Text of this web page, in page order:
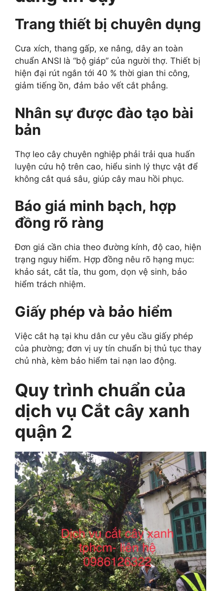
Trang thiết bị chuyên dụng
Cưa xích, thang gấp, xe nâng, dây an toàn
chuẩn ANSI là “bộ giáp” của người thợ. Thiết bị
hiện đại rút ngắn tới 40 % thời gian thi công,
giảm tiếng ồn, đảm bảo vết cắt phẳng.
Nhân sự được đào tạo bài
bản
Thợ leo cây chuyên nghiệp phải trải qua huấn
luyện cứu hộ trên cao, hiểu sinh lý thực vật để
không cắt quá sâu, giúp cây mau hồi phục.
Báo giá minh bạch, hợp
đồng rõ ràng
Đơn giá cần chia theo đường kính, độ cao, hiện
trạng nguy hiểm. Hợp đồng nêu rõ hạng mục:
khảo sát, cắt tỉa, thu gom, dọn vệ sinh, bảo
hiểm trách nhiệm.
Giấy phép và bảo hiểm
Việc cắt hạ tại khu dân cư yêu cầu giấy phép
của phường; đơn vị uy tín chuẩn bị thủ tục thay
chủ nhà, kèm bảo hiểm tai nạn lao động.
Quy trình chuẩn của
dịch vụ Cắt cây xanh
quận 2